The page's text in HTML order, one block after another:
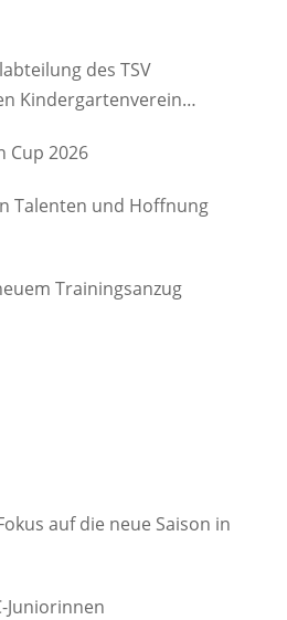
des TSV
Kindergartenverein
Cup 2026
Talenten und Hoffnung
Trainingsanzug
auf die neue Saison in
Juniorinnen